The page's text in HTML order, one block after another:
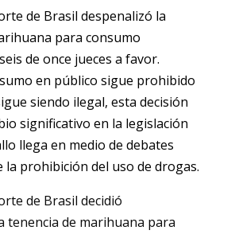
de Brasil despenalizó la
para consumo
de once jueces a favor.
en público sigue prohibido
siendo ilegal, esta decisión
significativo en la legislación
llega en medio de debates
la prohibición del uso de drogas.
de Brasil decidió
tenencia de marihuana para